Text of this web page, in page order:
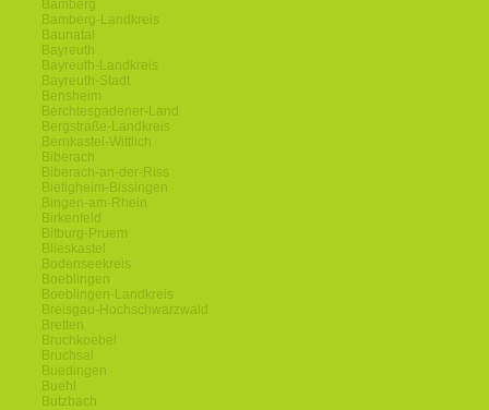
Bamberg
Bamberg-Landkreis
Baunatal
Bayreuth
Bayreuth-Landkreis
Bayreuth-Stadt
Bensheim
Berchtesgadener-Land
Bergstraße-Landkreis
Bernkastel-Wittlich
Biberach
Biberach-an-der-Riss
Bietigheim-Bissingen
Bingen-am-Rhein
Birkenfeld
Bitburg-Pruem
Blieskastel
Bodenseekreis
Boeblingen
Boeblingen-Landkreis
Breisgau-Hochschwarzwald
Bretten
Bruchkoebel
Bruchsal
Buedingen
Buehl
Butzbach